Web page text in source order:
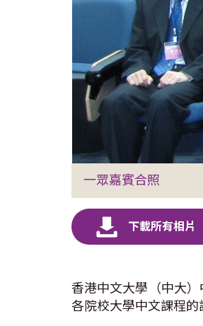
一眾嘉賓合照
香港中文大學（中大
各院校大學中文課程